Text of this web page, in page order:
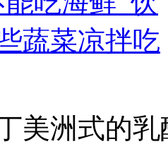
美洲式的